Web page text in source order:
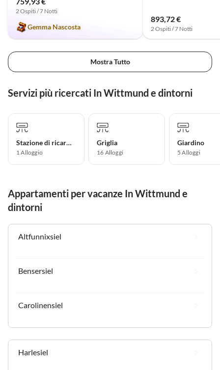
2 Ospiti / 7 Notti
Gemma Nascosta
893,72 €
2 Ospiti / 7 Notti
Mostra Tutto
Servizi più ricercati In Wittmund e dintorni
Stazione di ricarica per auto elettriche
1 Alloggio
Griglia
16 Alloggi
Giardino
5 Alloggi
Appartamenti per vacanze In Wittmund e
dintorni
Altfunnixsiel
Bensersiel
Carolinensiel
Harlesiel